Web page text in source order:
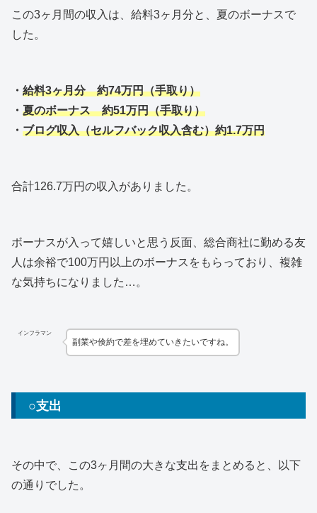
この3ヶ月間の収入は、給料3ヶ月分と、夏のボーナスで
した。
・ 給料3ヶ月分 約74万円（手取り）
・ 夏のボーナス 約51万円（手取り）
・ ブログ収入（セルフバック収入含む）約1.7万円
合計126.7万円の収入がありました。
ボーナスが入って嬉しいと思う反面、総合商社に勤める友
人は余裕で100万円以上のボーナスをもらっており、複雑
な気持ちになりました…。
インフラマン
副業や倹約で差を埋めていきたいですね。
○支出
その中で、この3ヶ月間の大きな支出をまとめると、以下
の通りでした。